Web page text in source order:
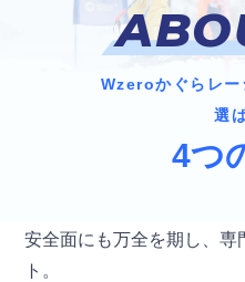
Wzeroかぐらレー
選
4つ
安全面にも万全を期し、
ト。